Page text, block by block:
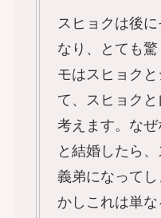
スヒョクは後
なり、とても
モはスヒョク
て、スヒョク
考えます。な
と結婚したら
義弟になって
かしこれは単